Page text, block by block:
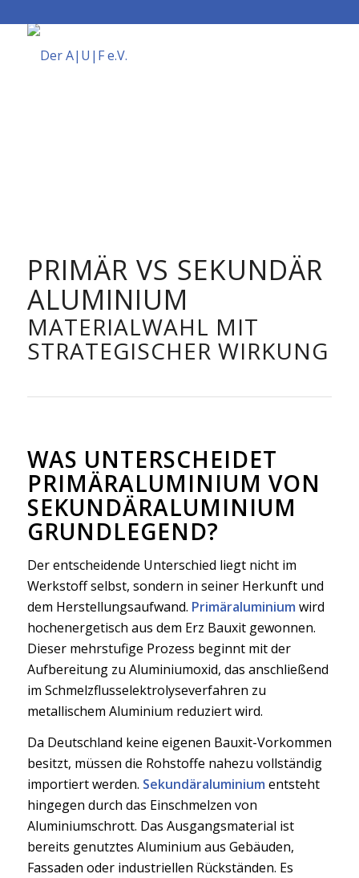
PRIMÄR VS SEKUNDÄR
ALUMINIUM
MATERIALWAHL MIT
STRATEGISCHER WIRKUNG
WAS UNTERSCHEIDET
PRIMÄRALUMINIUM VON
SEKUNDÄRALUMINIUM
GRUNDLEGEND?
Der entscheidende Unterschied liegt nicht im
Werkstoff selbst, sondern in seiner Herkunft und
dem Herstellungsaufwand. Primäraluminium wird
hochenergetisch aus dem Erz Bauxit gewonnen.
Dieser mehrstufige Prozess beginnt mit der
Aufbereitung zu Aluminiumoxid, das anschließend
im Schmelzflusselektrolyseverfahren zu
metallischem Aluminium reduziert wird.
Da Deutschland keine eigenen Bauxit-Vorkommen
besitzt, müssen die Rohstoffe nahezu vollständig
importiert werden. Sekundäraluminium entsteht
hingegen durch das Einschmelzen von
Aluminiumschrott. Das Ausgangsmaterial ist
bereits genutztes Aluminium aus Gebäuden,
Fassaden oder industriellen Rückständen. Es